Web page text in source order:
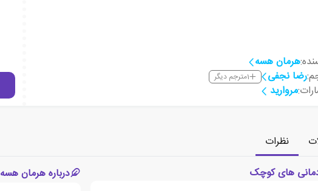
هرمان هسه
رضا نجفی 1مترجم دیگر
مروارید
نظرات
های کوچک
درباره هرمان هسه